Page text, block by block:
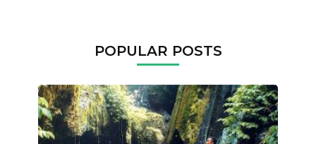
POPULAR POSTS